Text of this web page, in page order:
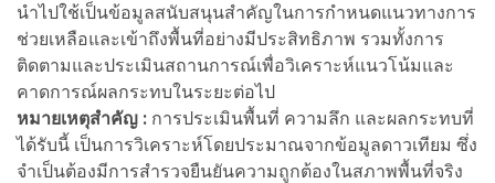
นำไปใช้เป็นข้อมูลสนับสนุนสำคัญในการกำหนดแนวทางการ
ช่วยเหลือและเข้าถึงพื้นที่อย่างมีประสิทธิภาพ รวมทั้งการ
ติดตามและประเมินสถานการณ์เพื่อวิเคราะห์แนวโน้มและ
คาดการณ์ผลกระทบในระยะต่อไป
หมายเหตุสำคัญ : การประเมินพื้นที่ ความลึก และผลกระทบที่
ได้รับนี้ เป็นการวิเคราะห์โดยประมาณจากข้อมูลดาวเทียม ซึ่ง
จำเป็นต้องมีการสำรวจยืนยันความถูกต้องในสภาพพื้นที่จริง